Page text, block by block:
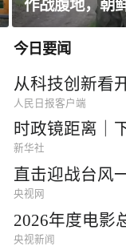
作战腹地，朝
今日要闻
从科技创新看
人民日报客户端
时政镜距离｜
新华社
直击迎战台风
央视网
2026年度电影
央视新闻